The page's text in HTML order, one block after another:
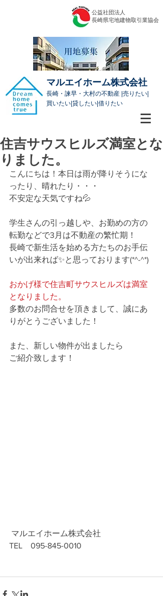
公益社団法人
​長崎県宅地建物取引業協会
マルエイホーム株式会社
長崎・諫早・大村の不動産 |売りたい|
買いたい|貸したい|借りたい
住吉サウスヒルズ満室とな
りました。
こんにちは！本日は雨が降りそうにな
ったり、晴れたり・・・
不安定な天気ですね💦
学生さんの引っ越しや、お勤めの方の
転勤などで3月は不動産の繁忙期！
長崎で新生活を始める方たちのお手伝
いが出来れば✨と思っております(*^-^*)
おかげ様で住吉町サウスヒルズは満室
となりました。
多数のお問合せを頂きまして、誠にあ
りがとうございました！
また、新しい物件が出ましたら
ご紹介致します！
マルエイホーム株式会社
TEL　095-845-0010